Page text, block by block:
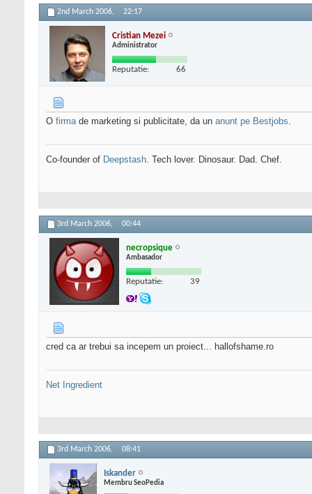
2nd March 2006, 22:17
Cristian Mezei
Administrator
Reputatie: 66
O firmade marketing si publicitate, da un anunt pe Bestjobs.
Co-founder of Deepstash. Tech lover. Dinosaur. Dad. Chef.
3rd March 2006, 00:44
necropsique
Ambasador
Reputatie: 39
cred ca ar trebui sa incepem un proiect... hallofshame.ro
Net Ingredient
3rd March 2006, 08:41
Iskander
Membru SeoPedia